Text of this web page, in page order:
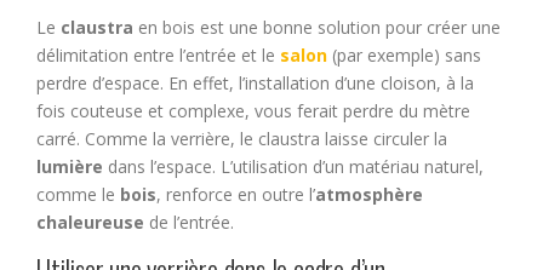
Le claustra en bois est une bonne solution pour créer une
délimitation entre l’entrée et le salon (par exemple) sans
perdre d’espace. En effet, l’installation d’une cloison, à la
fois couteuse et complexe, vous ferait perdre du mètre
carré. Comme la verrière, le claustra laisse circuler la
lumière dans l’espace. L’utilisation d’un matériau naturel,
comme le bois, renforce en outre l’atmosphère
chaleureuse de l’entrée.